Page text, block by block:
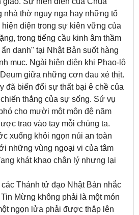
nhà thờ nguy nga hay những tổ
diện trong sự kiên vững của
trong tiếng cầu kinh âm thầm
danh" tại Nhật Bản suốt hàng
mục. Ngài hiện diện khi Phao-lô
giữa những cơn đau xé thịt.
đã biến đổi sự thất bại ê chề của
thắng của sự sống. Sứ vụ
cho mười một môn đệ năm
trao vào tay mỗi chúng ta.
xuống khỏi ngọn núi an toàn
những vùng ngoại vi của tâm
khát khao chân lý nhưng lại
Thánh tử đạo Nhật Bản nhắc
Mừng không phải là một món
ngọn lửa phải được thắp lên